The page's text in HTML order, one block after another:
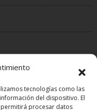
tecnologías como las
del dispositivo. El
procesar datos